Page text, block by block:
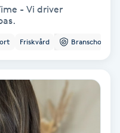
- Vi driver
Friskvård Branschorg.